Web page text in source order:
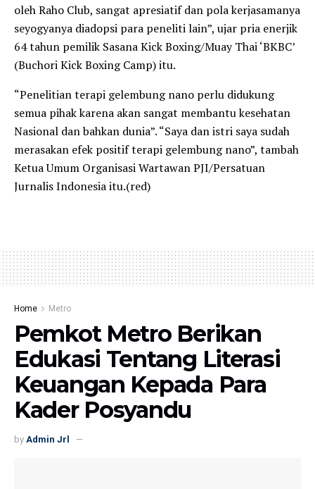
oleh Raho Club, sangat apresiatif dan pola kerjasamanya
seyogyanya diadopsi para peneliti lain”, ujar pria enerjik
64 tahun pemilik Sasana Kick Boxing/Muay Thai ‘BKBC’
(Buchori Kick Boxing Camp) itu.
“Penelitian terapi gelembung nano perlu didukung
semua pihak karena akan sangat membantu kesehatan
Nasional dan bahkan dunia”. “Saya dan istri saya sudah
merasakan efek positif terapi gelembung nano”, tambah
Ketua Umum Organisasi Wartawan PJI/Persatuan
Jurnalis Indonesia itu.(red)
Home Metro
Pemkot Metro Berikan
Edukasi Tentang Literasi
Keuangan Kepada Para
Kader Posyandu
by Admin Jrl